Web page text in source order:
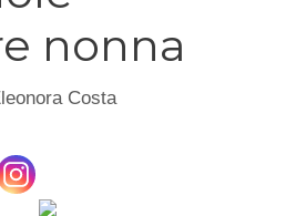
nonna
Costa